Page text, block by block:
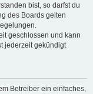
bist, so darfst du
des Boards gelten
geschlossen und kann
jederzeit gekündigt
Betreiber ein einfaches,